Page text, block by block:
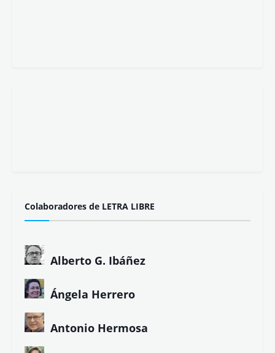
Colaboradores de LETRA LIBRE
Alberto G. Ibáñez
Ángela Herrero
Antonio Hermosa